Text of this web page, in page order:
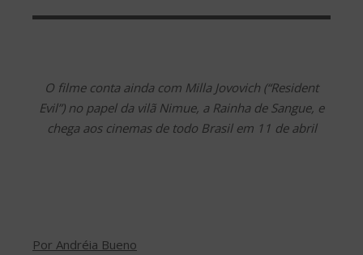
O filme conta ainda com Milla Jovovich (“Resident
Evil”) no papel da vilã Nimue, a Rainha de Sangue, e
chega aos cinemas de todo Brasil em 11 de abril
Por Andréia Bueno